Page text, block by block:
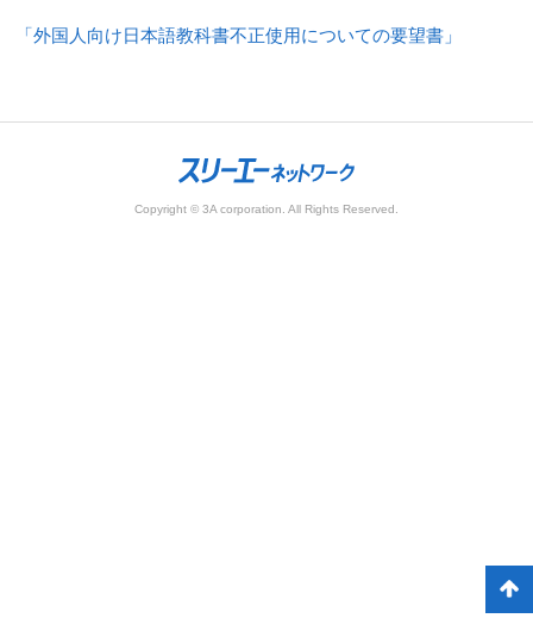
「外国人向け日本語教科書不正使用についての要望書」
Copyright © 3A corporation. All Rights Reserved.